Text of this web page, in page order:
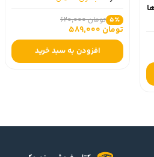
5٪ تومان 620,000
تومان 589,000
افزودن به سبد خرید